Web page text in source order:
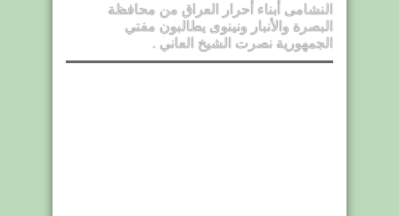
النشامى أبناء أحرار العراق من محافظة
البصرة والأنبار ونينوى يطالبون مفتي
الجمهورية نصرت الشيخ العاني .